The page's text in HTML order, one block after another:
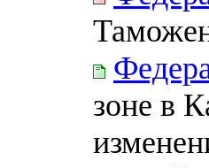
зоне в